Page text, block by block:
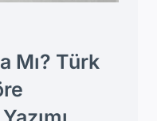
Mı? Türk